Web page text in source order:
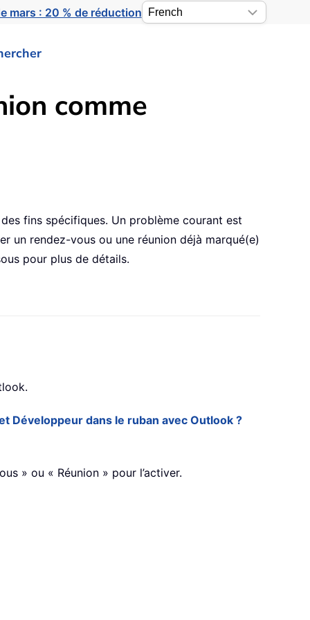
mars : 20 % de réduction
comme
fins spécifiques. Un problème courant est
un rendez-vous ou une réunion déjà marqué(e)
pour plus de détails.
Développeur dans le ruban avec Outlook ?
» ou « Réunion » pour l’activer.